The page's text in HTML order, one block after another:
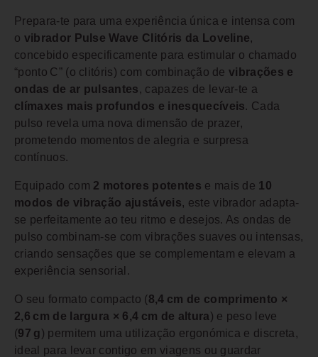
Prepara-te para uma experiência única e intensa com
o vibrador Pulse Wave Clitóris da Loveline,
concebido especificamente para estimular o chamado
“ponto C” (o clitóris) com combinação devibrações e
ondas de ar pulsantes , capazes de levar-te a
clímaxes mais profundos e inesquecíveis. Cada
pulso revela uma nova dimensão de prazer,
prometendo momentos de alegria e surpresa
contínuos.
Equipado com 2 motores potentes e mais de 10
modos de vibração ajustáveis, este vibrador adapta-
se perfeitamente ao teu ritmo e desejos. As ondas de
pulso combinam-se com vibrações suaves ou intensas,
criando sensações que se complementam e elevam a
experiência sensorial.
O seu formato compacto (8,4 cm de comprimento ×
2,6 cm de largura × 6,4 cm de altura) e peso leve
(97 g) permitem uma utilização ergonómica e discreta,
ideal para levar contigo em viagens ou guardar